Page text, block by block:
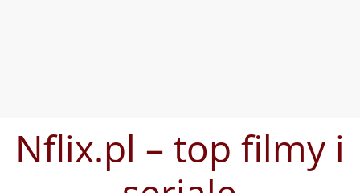
treściNflix.pl – top filmy i